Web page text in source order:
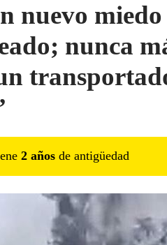
nuevo miedo
nunca
2 años de antigüedad